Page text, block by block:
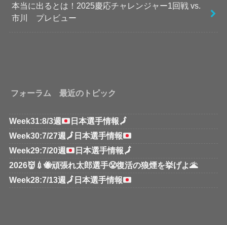
本当に出るとは！2025慶応チャレンジャー1回戦 vs.
市川 プレビュー
フォーラム 最近のトピック
Week31:8/3週 日本選手情報🗾
Week30:7/27週 🗾 日本選手情報
Week29:7/20週
日本選手情報🗾
2026👹💉🐝頑張れ太郎選手😤復活の狼煙を挙げよ🌋
Week28:7/13週 🗾 日本選手情報